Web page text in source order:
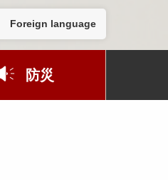
Foreign language
防災